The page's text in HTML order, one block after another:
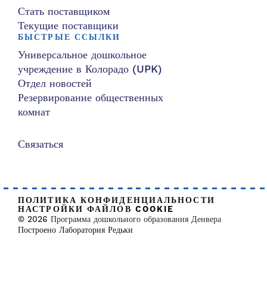
Стать поставщиком
Текущие поставщики
БЫСТРЫЕ ССЫЛКИ
Универсальное дошкольное
учреждение в Колорадо (UPK)
Отдел новостей
Резервирование общественных
комнат
Связаться
ПОЛИТИКА КОНФИДЕНЦИАЛЬНОСТИ
НАСТРОЙКИ ФАЙЛОВ COOKIE
© 2026 Программа дошкольного образования Денвера
Построено Лаборатория Редьки